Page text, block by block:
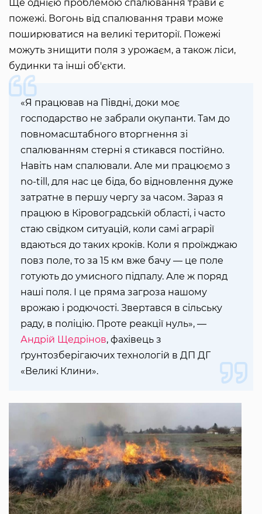
Ще однією проблемою спалювання трави є
пожежі. Вогонь від спалювання трави може
поширюватися на великі території. Пожежі
можуть знищити поля з урожаєм, а також ліси,
будинки та інші об'єкти.
«Я працював на Півдні, доки моє
господарство не забрали окупанти. Там до
повномасштабного вторгнення зі
спалюванням стерні я стикався постійно.
Навіть нам спалювали. Але ми працюємо з
no-till, для нас це біда, бо відновлення дуже
затратне в першу чергу за часом. Зараз я
працюю в Кіровоградській області, і часто
стаю свідком ситуацій, коли самі аграрії
вдаються до таких кроків. Коли я проїжджаю
повз поле, то за 15 км вже бачу — це поле
готують до умисного підпалу. Але ж поряд
наші поля. І це пряма загроза нашому
врожаю і родючості. Звертався в сільську
раду, в поліцію. Проте реакції нуль», —
Андрій Щедрінов, фахівець з
ґрунтозберігаючих технологій в ДП ДГ
«Великі Клини».